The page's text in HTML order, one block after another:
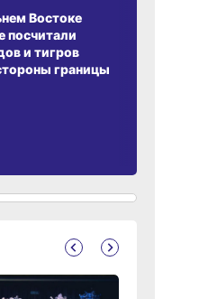
Востоке
посчитали
и тигров
границы